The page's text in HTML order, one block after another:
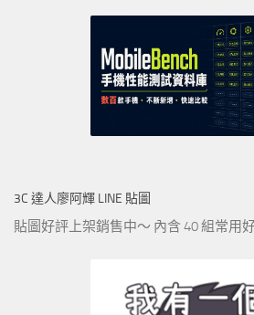
3C 達人廖阿輝 LINE 貼圖
貼圖好評上架銷售中～ 內含 40 組常用